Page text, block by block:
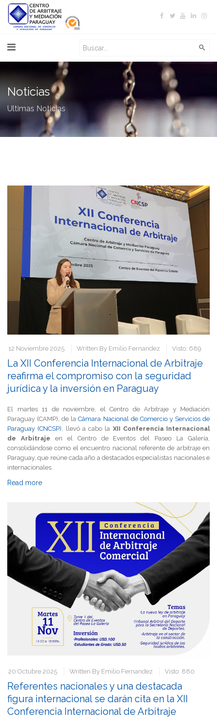
Noticias
Ultimas Noticias
12 Noviembre 2025 Written By Emilio Fernandez Visto: 689
La XII Conferencia Internacional de Arbitraje
reafirma el compromiso con la seguridad
jurídica y la inversión en Paraguay
El martes 11 de noviembre, el Centro de Arbitraje y Mediación
Paraguay (CAMP), de laCámara Nacional de Comercio y Servicios de
Paraguay (CNCSP), llevó a cabo la XII Conferencia Internacional
de Arbitraje en el Centro de Eventos del Paseo La Galería,
consolidándose como el encuentro nacional referente de arbitraje en
Paraguay, que reúne cada año a destacados especialistas nacionales e
internacionales.
Read more
20 Octubre 2025 Written By Emilio Fernandez Visto: 880
Referentes nacionales y una destacada
figura internacional se darán cita en la XII
Conferencia Internacional de Arbitraje